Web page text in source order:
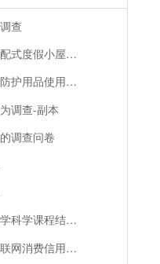
查
式度假小屋…
护用品使用…
调查-副本
调查问卷
科学课程结…
网消费信用…